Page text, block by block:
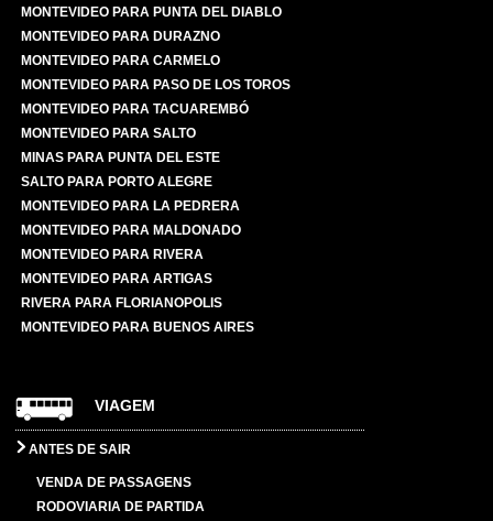
MONTEVIDEO PARA PUNTA DEL DIABLO
MONTEVIDEO PARA DURAZNO
MONTEVIDEO PARA CARMELO
MONTEVIDEO PARA PASO DE LOS TOROS
MONTEVIDEO PARA TACUAREMBÓ
MONTEVIDEO PARA SALTO
MINAS PARA PUNTA DEL ESTE
SALTO PARA PORTO ALEGRE
MONTEVIDEO PARA LA PEDRERA
MONTEVIDEO PARA MALDONADO
MONTEVIDEO PARA RIVERA
MONTEVIDEO PARA ARTIGAS
RIVERA PARA FLORIANOPOLIS
MONTEVIDEO PARA BUENOS AIRES
VIAGEM
ANTES DE SAIR
VENDA DE PASSAGENS
RODOVIARIA DE PARTIDA